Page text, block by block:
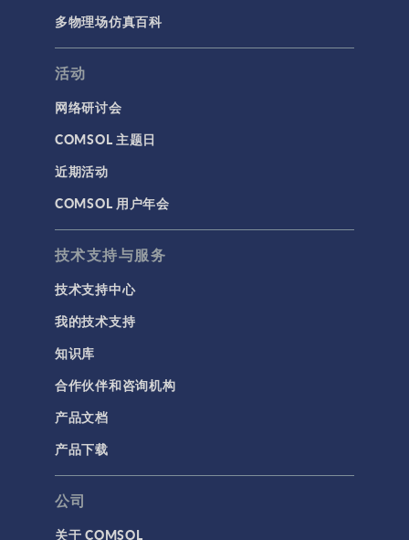
多物理场仿真百科
活动
网络研讨会
COMSOL 主题日
近期活动
COMSOL 用户年会
技术支持与服务
技术支持中心
我的技术支持
知识库
合作伙伴和咨询机构
产品文档
产品下载
公司
关于 COMSOL